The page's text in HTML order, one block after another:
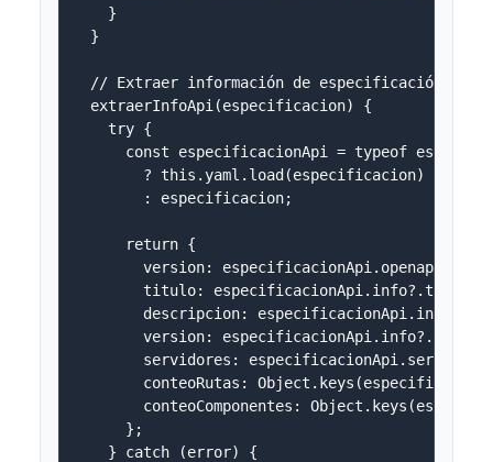
    }
  }
  // Extraer información de especificación
  extraerInfoApi(especificacion) {
    try {
const especificacionApi = typeof
        ? this.yaml.load(especificacion)
        : especificacion;
      return {
version: especificacionApi.openapi ||
titulo: especificacionApi.info?.title
descripcion:
version:
servidores: especificacionApi.servers
conteoRutas:
conteoComponentes:
      };
    } catch (error) {